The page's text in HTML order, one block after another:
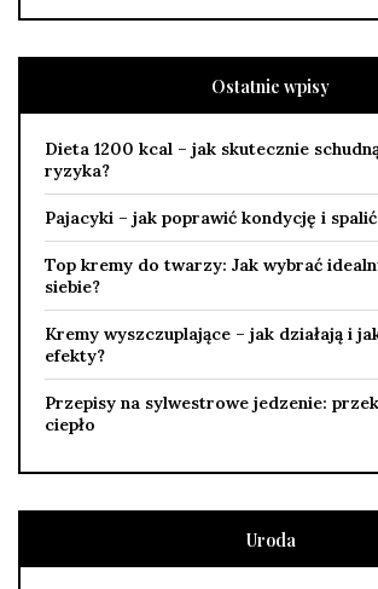
Ostatnie wpisy
Dieta 1200 kcal – jak skutecznie
ryzyka?
Pajacyki – jak poprawić kondycję i
Top kremy do twarzy: Jak wybrać
siebie?
Kremy wyszczuplające – jak działają i
efekty?
Przepisy na sylwestrowe jedzenie:
ciepło
Uroda